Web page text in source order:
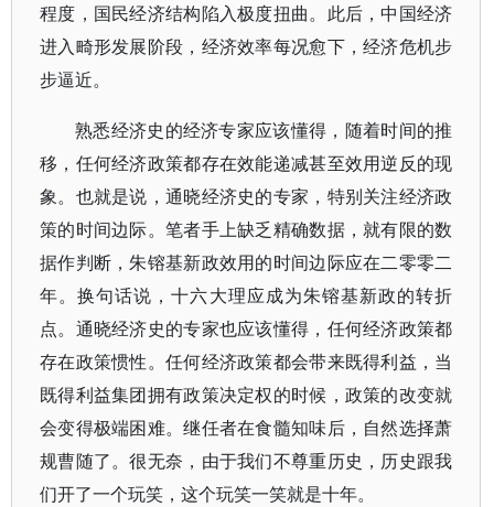
程度，国民经济结构陷入极度扭曲。此后，中国经济
进入畸形发展阶段，经济效率每况愈下，经济危机步
步逼近。
熟悉经济史的经济专家应该懂得，随着时间的推
移，任何经济政策都存在效能递减甚至效用逆反的现
象。也就是说，通晓经济史的专家，特别关注经济政
策的时间边际。笔者手上缺乏精确数据，就有限的数
据作判断，朱镕基新政效用的时间边际应在二零零二
年。换句话说，十六大理应成为朱镕基新政的转折
点。通晓经济史的专家也应该懂得，任何经济政策都
存在政策惯性。任何经济政策都会带来既得利益，当
既得利益集团拥有政策决定权的时候，政策的改变就
会变得极端困难。继任者在食髓知味后，自然选择萧
规曹随了。很无奈，由于我们不尊重历史，历史跟我
们开了一个玩笑，这个玩笑一笑就是十年。